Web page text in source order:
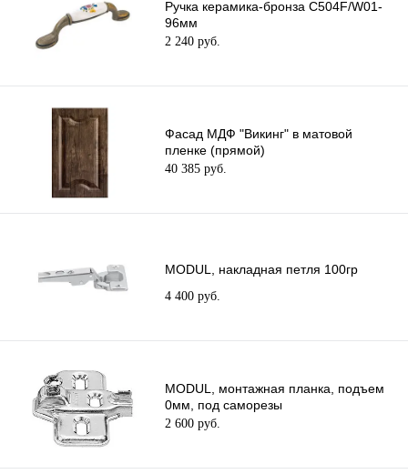
Ручка керамика-бронза C504F/W01-
96мм
2 240 руб.
Фасад МДФ "Викинг" в матовой
пленке (прямой)
40 385 руб.
MODUL, накладная петля 100гр
4 400 руб.
MODUL, монтажная планка, подъем
0мм, под саморезы
2 600 руб.